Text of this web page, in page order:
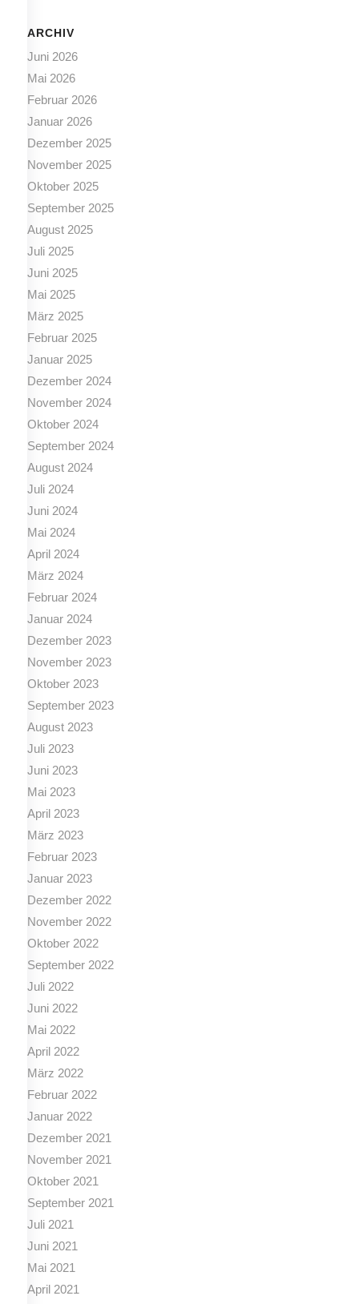
ARCHIV
Juni 2026
Mai 2026
Februar 2026
Januar 2026
Dezember 2025
November 2025
Oktober 2025
September 2025
August 2025
Juli 2025
Juni 2025
Mai 2025
März 2025
Februar 2025
Januar 2025
Dezember 2024
November 2024
Oktober 2024
September 2024
August 2024
Juli 2024
Juni 2024
Mai 2024
April 2024
März 2024
Februar 2024
Januar 2024
Dezember 2023
November 2023
Oktober 2023
September 2023
August 2023
Juli 2023
Juni 2023
Mai 2023
April 2023
März 2023
Februar 2023
Januar 2023
Dezember 2022
November 2022
Oktober 2022
September 2022
Juli 2022
Juni 2022
Mai 2022
April 2022
März 2022
Februar 2022
Januar 2022
Dezember 2021
November 2021
Oktober 2021
September 2021
Juli 2021
Juni 2021
Mai 2021
April 2021